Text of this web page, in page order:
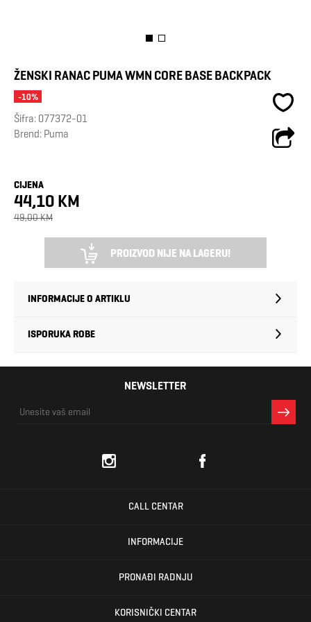
ŽENSKI RANAC PUMA WMN CORE BASE BACKPACK
-10%
Šifra: 077372-01
Brend: Puma
CIJENA
44,10 KM
49,00 KM
PROIZVOD NIJE NA LAGERU!
INFORMACIJE O ARTIKLU
ISPORUKA ROBE
NEWSLETTER
CALL CENTAR
INFORMACIJE
PRONAĐI RADNJU
KORISNIČKI CENTAR